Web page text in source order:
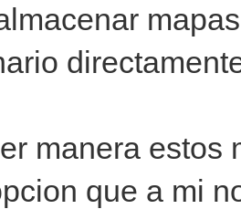
manera estos
que a mi